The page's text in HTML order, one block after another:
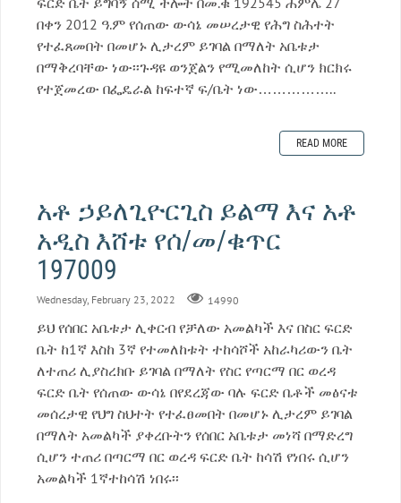
በቀን 2012 ዓ.ም የሰጠው ውሳኔ መሠረታዊ የሕግ ስሕተት
የተፈጸመበት በመሆኑ ሊታረም ይገባል በማለት አቤቱታ
በማቅረባቸው ነው፡፡ጉዳዩ ወንጀልን የሚመለከት ሲሆን ክርክሩ
የተጀመረው በፌዴራል ከፍተኛ ፍ/ቤት ነው……………..
READ MORE
አቶ ኃይለጊዮርጊስ ይልማ እና አቶ
አዲስ እሸቱ የሰ/መ/ቁጥር
197009
Wednesday, February 23, 2022 14990
ይህ የሰበር አቤቱታ ሊቀርብ የቻለው አመልካች እና በስር ፍርድ
ቤት ከ1ኛ እስከ 3ኛ የተመለከቱት ተከሳሾች አከራካሪውን ቤት
ለተጠሪ ሊያስረክቡ ይገባል በማለት የስር የጣርማ በር ወረዳ
ፍርድ ቤት የሰጠው ውሳኔ በየደረጃው ባሉ ፍርድ ቤቶች መፅናቱ
መሰረታዊ የህግ ስህተት የተፈፀመበት በመሆኑ ሊታረም ይገባል
በማለት አመልካች ያቀረቡትን የሰበር አቤቱታ መነሻ በማድረግ
ሲሆን ተጠሪ በጣርማ በር ወረዳ ፍርድ ቤት ከሳሽ የነበሩ ሲሆን
አመልካች 1ኛተከሳሽ ነበሩ፡፡